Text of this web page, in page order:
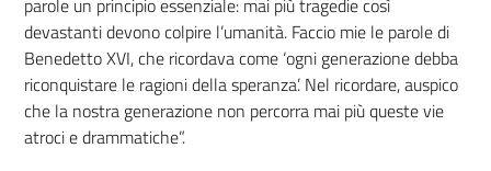
parole un principio essenziale: mai più tragedie così
devastanti devono colpire l’umanità. Faccio mie le parole di
Benedetto XVI, che ricordava come ‘ogni generazione debba
riconquistare le ragioni della speranza’. Nel ricordare, auspico
che la nostra generazione non percorra mai più queste vie
atroci e drammatiche”.